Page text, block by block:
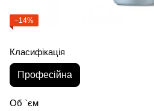
−14%
Класифікація
Професійна
Об `єм